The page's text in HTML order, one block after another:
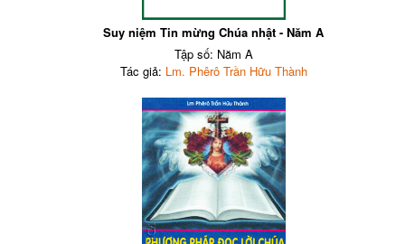
Suy niệm Tin mừng Chúa nhật - Năm A
Tập số: Năm A
Tác giả: Lm. Phêrô Trần Hữu Thành